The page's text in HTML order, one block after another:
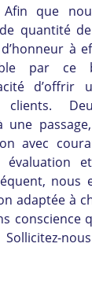
que
quantité
à
par ce
d’offrir
une
avec
évaluation
nous
adaptée à
conscience